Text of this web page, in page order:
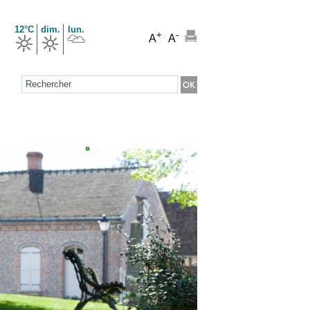
12°C dim. lun.
A+ A-
Formulaire de recherche